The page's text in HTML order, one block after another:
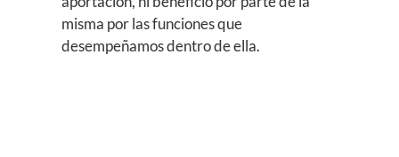
misma por las funciones que
desempeñamos dentro de ella.